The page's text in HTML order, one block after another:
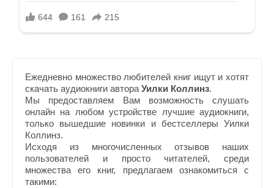
Ежедневно множество любителей книг ищут и хотят
скачать аудиокниги автора Уилки Коллинз.
Мы предоставляем Вам возможность слушать
онлайн на любом устройстве лучшие аудиокниги,
только вышедшие новинки и бестселлеры Уилки
Коллинз.
Исходя из многочисленных отзывов наших
пользователей и просто читателей, среди
множества его книг, предлагаем ознакомиться с
такими: